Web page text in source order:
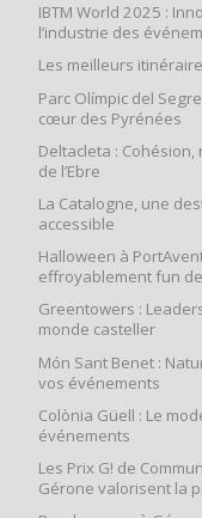
IBTM World 2025 :
l’industrie des
Les meilleurs
Parc Olímpic del
cœur des Pyrénées
Deltacleta :
de l’Ebre
La Catalogne, une
accessible
Halloween à
effroyablement fun de
Greentowers :
monde casteller
Món Sant Benet :
vos événements
Colònia Güell : Le
événements
Les Prix G! de
Gérone valorisent la